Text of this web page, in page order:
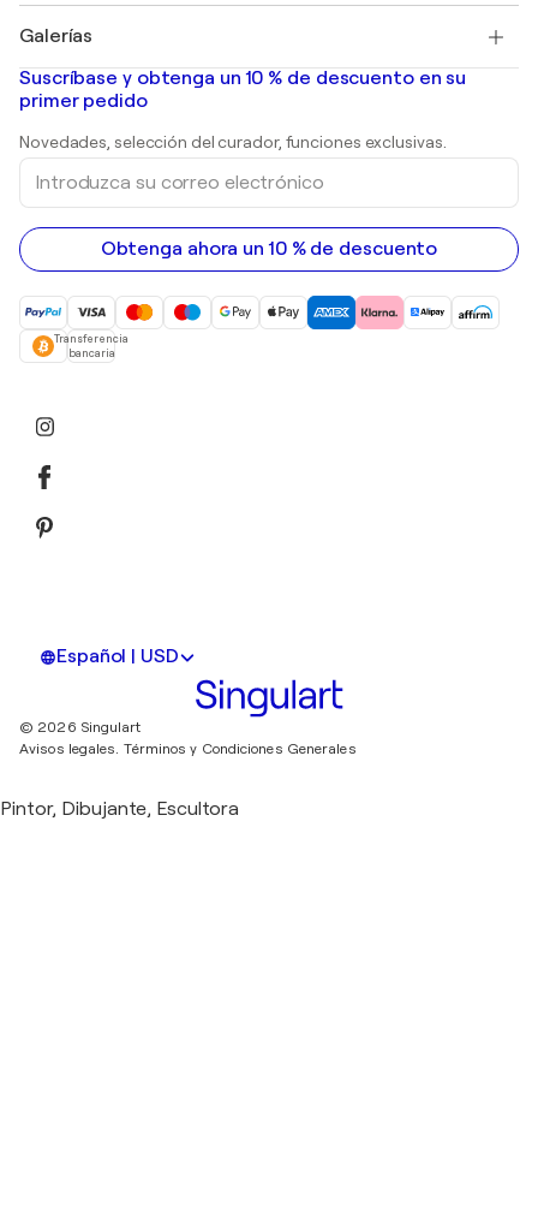
Banksy
Mr. Brainwash
Shepard Fairey
Pinturas abstractas en venta
pinturas de paisajes
Huellas dactilares
pinturas acrílicas
Galerías
Galerías de arte en España
Suscríbase y obtenga un 10 % de descuento en su
primer pedido
Novedades, selección del curador, funciones exclusivas.
Introduzca
correo
electrónico
Obtenga ahora un 10 % de descuento
Transferencia
bancaria
Español | USD
© 2026 Singulart
Avisos legales. Términos y Condiciones Generales
Pintor, Dibujante, Escultora